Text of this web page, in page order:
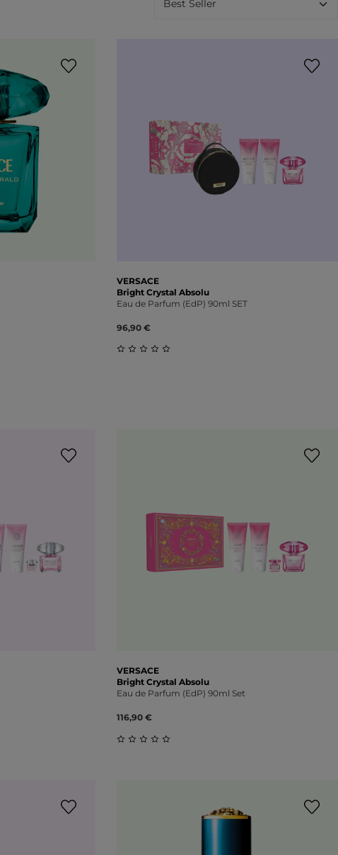
VERSACE
Bright Crystal Absolu
Eau de Parfum (EdP) 90ml SET
96,90 €
VERSACE
Bright Crystal Absolu
Eau de Parfum (EdP) 90ml Set
116,90 €